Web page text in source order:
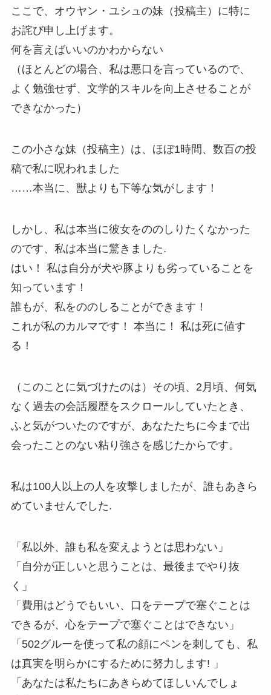
ここで、オウヤン・ユシュの妹（投稿主）に特に
お詫び申し上げます。
何を言えばいいのかわからない
（ほとんどの場合、私は悪口を言っているので、
よく勉強せず、文学的スキルを向上させることが
できなかった）
この小さな妹（投稿主）は、ほぼ1時間、数百の投
稿で私に呪われました
……本当に、獣よりも下等な気がします！
しかし、私は本当に彼女をののしりたくなかった
のです、私は本当に驚きました.
はい！ 私は自分が犬や豚よりも劣っていることを
知っています！
誰もが、私をののしることができます！
これが私のカルマです！ 本当に！ 私は死に値す
る！
（このことに気づけたのは）その頃、2月頃、何気
なく過去の会話履歴をスクロールしていたとき、
ふと気がついたのですが、あなたたちに今まで出
会ったことのない粘り強さを感じたからです。
私は100人以上の人を攻撃しましたが、誰もあきら
めていませんでした.
「私以外、誰も私を変えようとは思わない」
「自分が正しいと思うことは、最後までやり抜
く」
「費用はどうでもいい、口をテープで塞ぐことは
できるが、心をテープで塞ぐことはできない」
「502グルーを使って私の顔にペンを刺しても、私
は真実を明らかにするために努力します! 」
「あなたは私たちにあきらめてほしいんでしょ